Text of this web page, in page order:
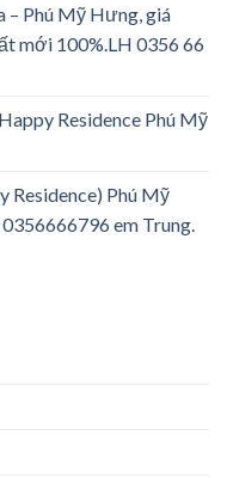
– Phú Mỹ Hưng, giá
mới 100%.LH 0356 66
Residence Phú Mỹ
Residence) Phú Mỹ
em Trung.